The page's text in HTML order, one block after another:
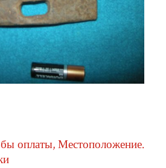
оплаты, Местоположение.